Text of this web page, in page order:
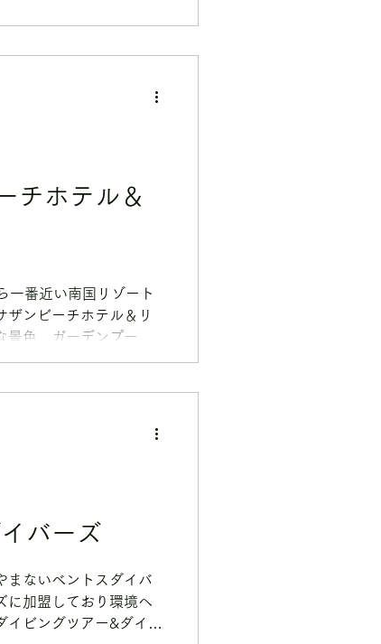
チホテル＆
一番近い南国リゾート
ザンビーチホテル＆リ
色、ガーデンプール
バーズ
まないベントスダイバ
に加盟しており環境へ
ビングツアー&ダイビ